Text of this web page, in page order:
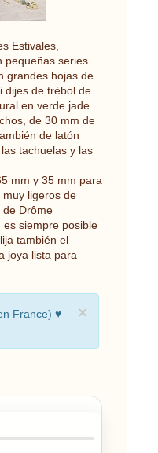
Estivales,
series.
grandes hojas de
dijes de trébol de
en verde jade.
de 30 mm de
de latón
tachuelas y las
mm y 35 mm para
ligeros de
de Drôme
es siempre posible
también el
joya lista para
×
France) ♥